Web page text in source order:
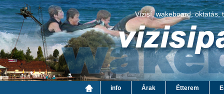
Vízisí, wakeboard, oktatás,
info Árak Étterem